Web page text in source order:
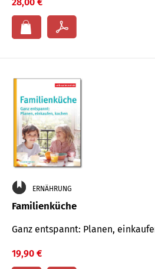
ERNÄHRUNG
Familienküche
Ganz entspannt: Planen,
19,90 €